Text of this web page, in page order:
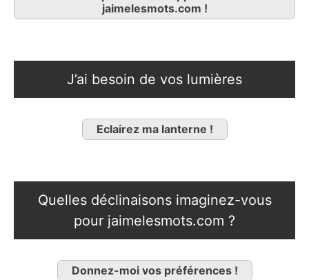
jaimelesmots.com !
J’ai besoin de vos lumières
Eclairez ma lanterne !
Quelles déclinaisons imaginez-vous
pour jaimelesmots.com ?
Donnez-moi vos préférences !